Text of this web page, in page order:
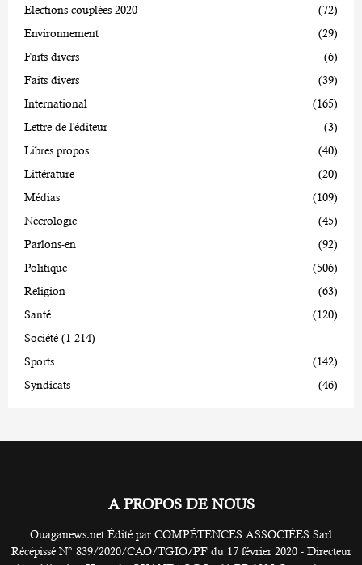
Elections couplées 2020
(72)
Environnement
(29)
Faits divers
(6)
Faits divers
(39)
International
(165)
Lettre de l'éditeur
(3)
Libres propos
(40)
Littérature
(20)
Médias
(109)
Nécrologie
(45)
Parlons-en
(92)
Politique
(506)
Religion
(63)
Santé
(120)
Société (1 214)
Sports
(142)
Syndicats
(46)
A PROPOS DE NOUS
Ouaganews.net Édité par COMPÉTENCES ASSOCIÉES Sarl
Récépissé N° 839/2020/CAO/TGIO/PF du 17 février 2020 - Directeur